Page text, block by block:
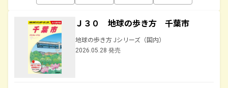
Ｊ３０ 地球の歩き方 千葉市
地球の歩き方 Jシリーズ（国内）
2026.05.28 発売